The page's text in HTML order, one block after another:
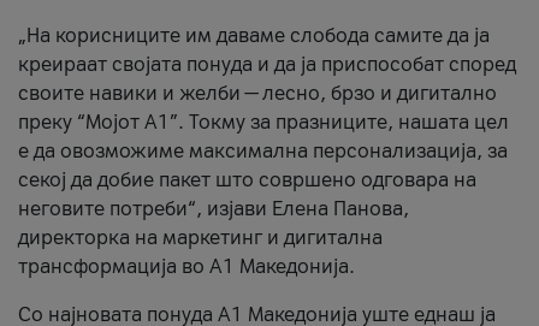
„На корисниците им даваме слобода самите да ја
креираат својата понуда и да ја приспособат според
своите навики и желби — лесно, брзо и дигитално
преку “Мојот А1”. Токму за празниците, нашата цел
е да овозможиме максимална персонализација, за
секој да добие пакет што совршено одговара на
неговите потреби“, изјави Елена Панова,
директорка на маркетинг и дигитална
трансформација во А1 Македонија.
Со најновата понуда А1 Македонија уште еднаш ја